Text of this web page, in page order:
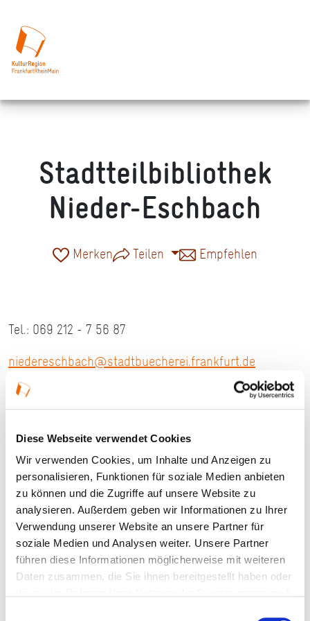
Diese Webseite verwendet Cookies
Wir verwenden Cookies, um Inhalte und Anzeigen zu
personalisieren, Funktionen für soziale Medien anbieten
zu können und die Zugriffe auf unsere Website zu
analysieren. Außerdem geben wir Informationen zu Ihrer
Verwendung unserer Website an unsere Partner für
soziale Medien und Analysen weiter. Unsere Partner
führen diese Informationen möglicherweise mit weiteren
Daten zusammen, die Sie ihnen bereitgestellt haben oder
Stadtteilbibliothek
Nieder-Eschbach
Merken Teilen Empfehlen
Tel.: 069 212 - 7 56 87
niedereschbach@stadtbuecherei.frankfurt.de
Öffnungszeiten: Mo, Mi 13-18 Uhr / Di 13-17 Uhr
Ort und Anfahrt
Urseler Weg 27
60437 Frankfurt am Main